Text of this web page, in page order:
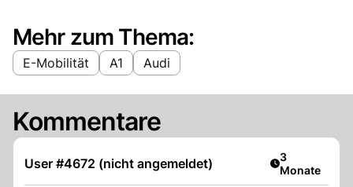
Mehr zum Thema:
E-Mobilität A1 Audi
Kommentare
User #4672 (nicht angemeldet) Artikel
3
Monate